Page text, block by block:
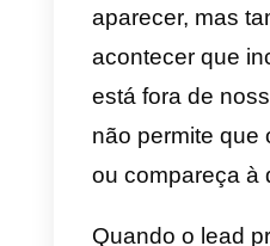
uma
Sabemos
mudar da
problema